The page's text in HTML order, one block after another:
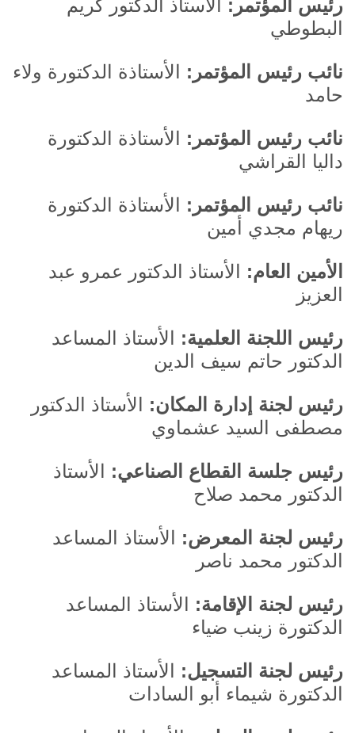
رئيس المؤتمر: الأستاذ الدكتور كريم
البطوطي
نائب رئيس المؤتمر: الأستاذة الدكتورة ولاء
حامد
نائب رئيس المؤتمر: الأستاذة الدكتورة
داليا القراشي
نائب رئيس المؤتمر: الأستاذة الدكتورة
ريهام مجدي أمين
الأمين العام: الأستاذ الدكتور عمرو عبد
العزيز
رئيس اللجنة العلمية: الأستاذ المساعد
الدكتور حاتم سيف الدين
رئيس لجنة إدارة المكان: الأستاذ الدكتور
مصطفى السيد عشماوي
رئيس جلسة القطاع الصناعي: الأستاذ
الدكتور محمد صلاح
رئيس لجنة المعرض: الأستاذ المساعد
الدكتور محمد ناصر
رئيس لجنة الإقامة: الأستاذ المساعد
الدكتورة زينب ضياء
رئيس لجنة التسجيل: الأستاذ المساعد
الدكتورة شيماء أبو السادات